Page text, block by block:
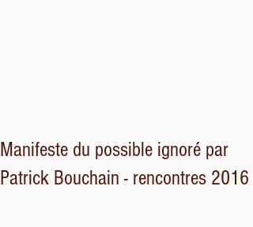
Manifeste du possible ignoré par
Patrick Bouchain - rencontres 2016